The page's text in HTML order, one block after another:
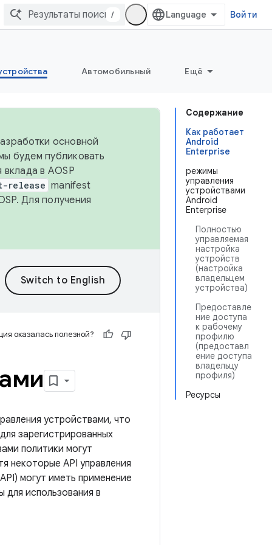
/ Войти
Автомобильный Ещё
Содержание
Как работает
Android
Enterprise
режимы
управления
устройствами
Android
Enterprise
Полностью
управляемая
настройка
устройств
(настройка
владельцем
устройства)
Предоставле
ние доступа
к рабочему
профилю
(предоставл
ение доступа
владельцу
профиля)
Ресурсы
основной
будем публиковать
в AOSP
release manifest
Для получения
оказалась полезной?
устройствами, что
зарегистрированных
политики могут
некоторые API управления
могут иметь применение
для использования в